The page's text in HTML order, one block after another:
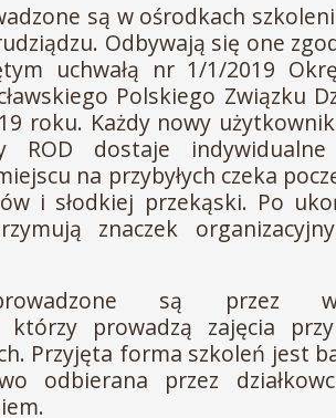
są w ośrodkach
Odbywają się one
uchwałą nr 1/1/2019
Polskiego Związku
roku. Każdy nowy użytkownik
ROD dostaje
na przybyłych czeka
i słodkiej przekąski. Po
znaczek
są przez
którzy prowadzą zajęcia
Przyjęta forma szkoleń jest
odbierana przez